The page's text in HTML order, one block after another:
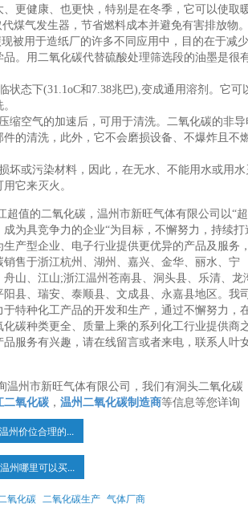
更健康、也更快，特别是在冬季，它可以使取
煤气发生器，节省燃料成本并避免有害排放物
被用于造纸厂的许多不同应用中，目的在于减少
。用二氧化碳代替硫酸处理筛选段的油墨是很
状态下(31.1oC和7.38兆巴),变成通用溶剂。它可
缩空气的加速后，可用于清洗。二氧化碳的非导
的清洗，此外，它不会磨损设备、不爆炸且不
坏或污染材料，因此，在无水、不能用水或用水
它来灭火。
超值的二氧化碳，温州市新旺气体有限公司以“超
为具竞争力的企业“为目标，不懈努力，持续打
产型企业、电子行业提供更优异的产品及服务
售于浙江杭州、湖州、嘉兴、金华、丽水、宁
山、江山;浙江温州苍南县、洞头县、乐清、龙
县、瑞安、泰顺县、文成县、永嘉县地区。我
特种化工产品的开发和生产，通过不懈努力，
碳种类更全、质量上乘的系列化工行业提供商
服务有兴趣，请在线留言或者来电，联系人叶
温州市新旺气体有限公司，我们有洞头二氧化碳
二氧化碳， 温州二氧化碳制造商等信息等您详询
州价位合理的...
州哪里可以买...
氧化碳 二氧化碳生产 气体厂商